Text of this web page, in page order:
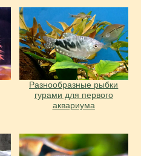
Разнообразные рыбки
гурами для первого
аквариума